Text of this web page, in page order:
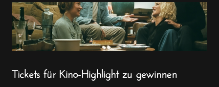
Tickets für Kino-Highlight zu gewinnen